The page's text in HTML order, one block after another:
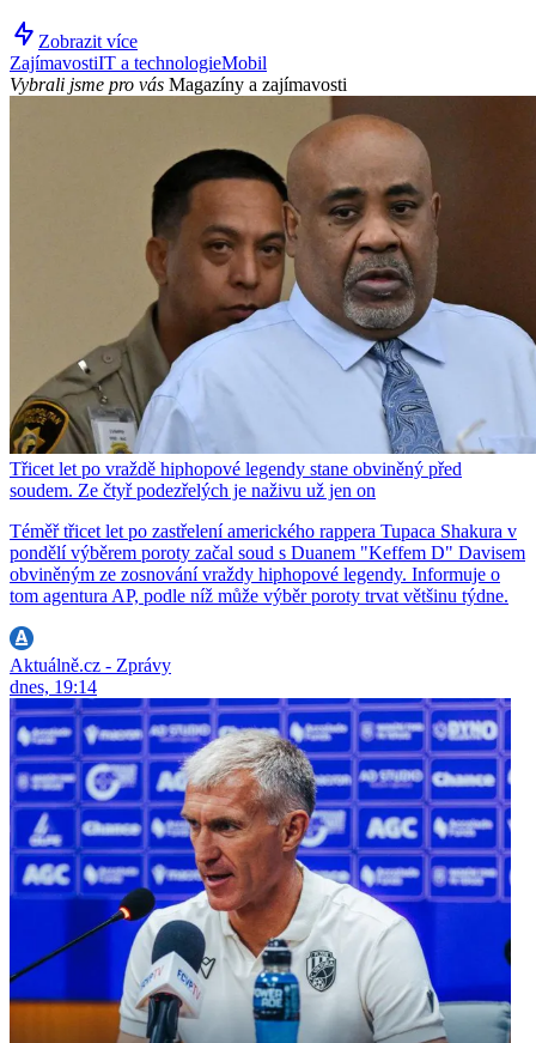
Zobrazit více
ZajímavostiIT a technologieMobil
Vybrali jsme pro vás Magazíny a zajímavosti
Třicet let po vraždě hiphopové legendy stane obviněný před
soudem. Ze čtyř podezřelých je naživu už jen on
Téměř třicet let po zastřelení amerického rappera Tupaca Shakura v
pondělí výběrem poroty začal soud s Duanem "Keffem D" Davisem
obviněným ze zosnování vraždy hiphopové legendy. Informuje o
tom agentura AP, podle níž může výběr poroty trvat většinu týdne.
Aktuálně.cz - Zprávy
dnes, 19:14